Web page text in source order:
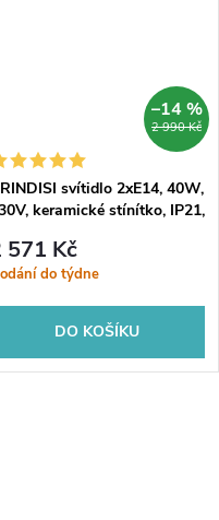
2 990 Kč
–14 %
svítidlo 2xE14, 40W,
keramické stínítko, IP21,
571 Kč
do týdne
DO KOŠÍKU